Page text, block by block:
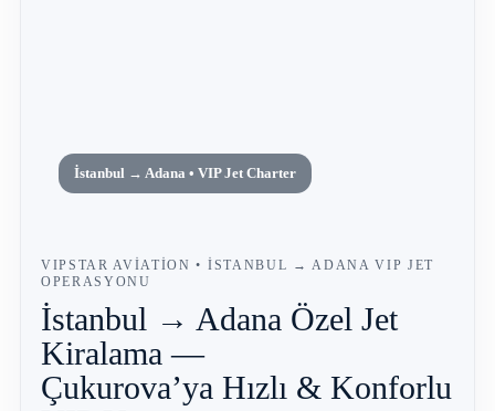
VIPSTAR AVIATION • İSTANBUL → ADANA VIP JET
OPERASYONU
İstanbul → Adana Özel Jet
Kiralama —
Çukurova’ya Hızlı & Konforlu
İstanbul → Adana • VIP Jet Charter